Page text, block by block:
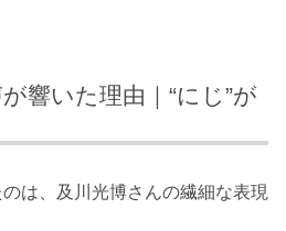
響いた理由｜“にじ”が
は、及川光博さんの繊細な表現